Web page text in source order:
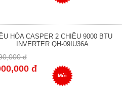
HÒA CASPER 2 CHIỀU 9000 BTU
INVERTER QH-09IU36A
đ
đ
Mới